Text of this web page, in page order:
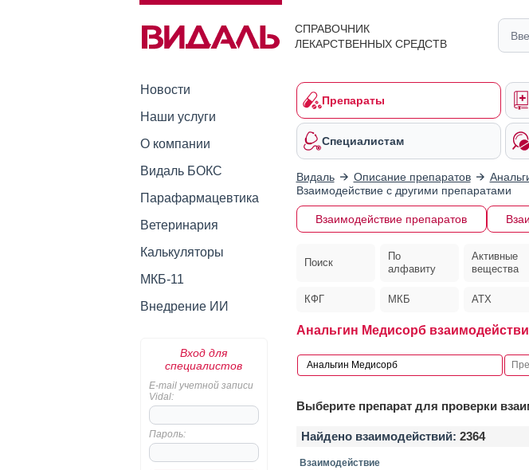
СПРАВОЧНИК
ЛЕКАРСТВЕННЫХ СРЕДСТВ
Новости
Наши услуги
О компании
Видаль БОКС
Парафармацевтика
Ветеринария
Калькуляторы
МКБ-11
Внедрение ИИ
Вход для
специалистов
E-mail учетной записи
Vidal:
Пароль:
Препараты
Специалистам
Видаль Описание препаратов
Взаимодействие с другими препаратами
Взаимодействие препаратов
Поиск
По
алфавиту
Активные
вещества
КФГ МКБ АТХ
Анальгин Медисорб
Выберите препарат для проверки
Найдено взаимодействий: 2364
Взаимодействие